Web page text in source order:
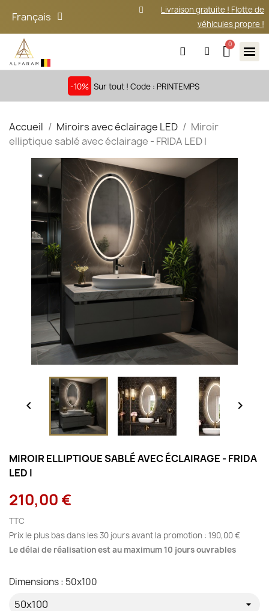
Français
Livraison gratuite ! Flotte de
véhicules propre !
-10% Sur tout ! Code : PRINTEMPS
Accueil Miroirs avec éclairage LED
Miroir
elliptique sablé avec éclairage - FRIDA LED I
 
MIROIR ELLIPTIQUE SABLÉ AVEC ÉCLAIRAGE - FRIDA
LED I
210,00 €
TTC
Prix le plus bas dans les 30 jours avant la promotion : 190,00 €
Le délai de réalisation est au maximum 10 jours ouvrables
Dimensions : 50x100